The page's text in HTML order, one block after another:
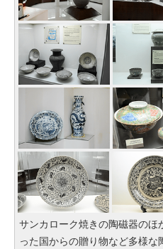
サンカローク焼きの陶磁器のほ
った国からの贈り物など多様な